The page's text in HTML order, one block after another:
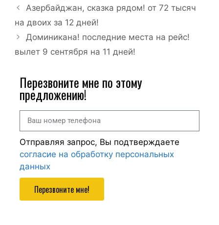
Азербайджан, сказка рядом! от 72 тысяч
на двоих за 12 дней!
Доминикана! последние места на рейс!
вылет 9 сентября на 11 дней!
Перезвоните мне по этому
предложению!
Отправляя запрос, Вы подтверждаете
согласие на обработку персональных
данных
Перезвоните мне!